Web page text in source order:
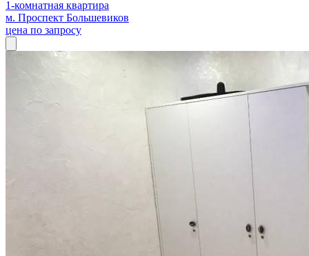
1-комнатная квартира
м. Проспект Большевиков
цена по запросу